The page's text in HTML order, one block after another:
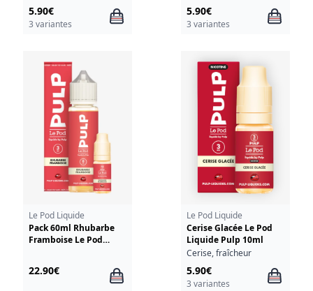
5.90€
3 variantes
5.90€
3 variantes
Le Pod Liquide
Pack 60ml Rhubarbe
Framboise Le Pod
22.90€
Le Pod Liquide
Cerise Glacée Le Pod
Liquide Pulp 10ml
Cerise, fraîcheur
5.90€
3 variantes